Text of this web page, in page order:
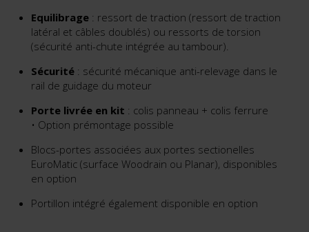
Equilibrage : ressort de traction (ressort de traction
latéral et câbles doublés) ou ressorts de torsion
(sécurité anti-chute intégrée au tambour).
Sécurité : sécurité mécanique anti-relevage dans le
rail de guidage du moteur
Porte livrée en kit : colis panneau + colis ferrure
• Option prémontage possible
Blocs-portes associées aux portes sectionelles
EuroMatic (surface Woodrain ou Planar), disponibles
en option
Portillon intégré également disponible en option